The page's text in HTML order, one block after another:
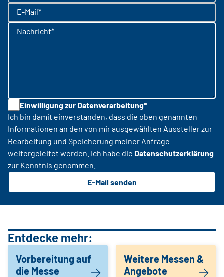
E-Mail*
Nachricht*
Einwilligung zur Datenverarbeitung*
Ich bin damit einverstanden, dass die oben genannten
Informationen an den von mir ausgewählten Aussteller zur
Bearbeitung und Speicherung meiner Anfrage
weitergeleitet werden. Ich habe die Datenschutzerklärung
zur Kenntnis genommen.
E-Mail senden
Entdecke mehr:
Vorbereitung auf
die Messe
Weitere Messen &
Angebote